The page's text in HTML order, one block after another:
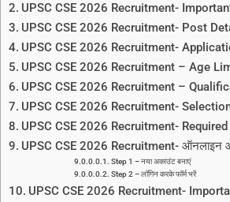
UPSC CSE 2026 Recruitment-
UPSC CSE 2026 Recruitment- Post
UPSC CSE 2026 Recruitment-
UPSC CSE 2026 Recruitment – Age
UPSC CSE 2026 Recruitment –
UPSC CSE 2026 Recruitment-
UPSC CSE 2026 Recruitment-
UPSC CSE 2026 Recruitment-
Step 1 – नया अकाउंट बनाएं
Step 2 – लॉगिन करके फॉर्म भरें
UPSC CSE 2026 Recruitment-